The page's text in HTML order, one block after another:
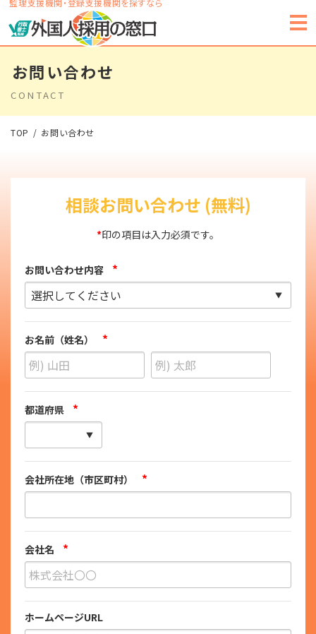
監理支援機関・登録支援機関を探すなら
お問い合わせ
CONTACT
TOP お問い合わせ
相談お問い合わせ (無料)
*印の項目は入力必須です。
お問い合わせ内容 *
お名前（姓名） *
都道府県 *
会社所在地（市区町村） *
会社名 *
ホームページURL